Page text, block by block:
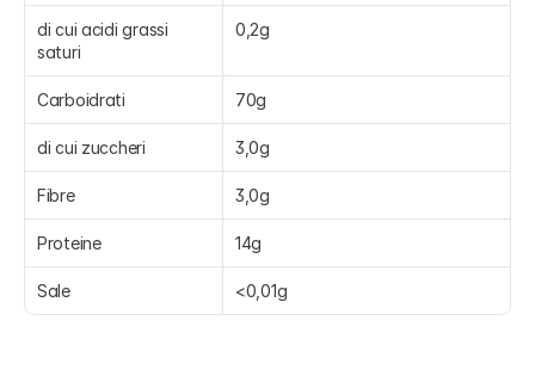
di cui acidi grassi
saturi
0,2g
Carboidrati 70g
di cui zuccheri 3,0g
Fibre 3,0g
Proteine 14g
Sale <0,01g